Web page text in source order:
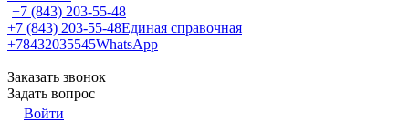
+7 (843) 203-55-48
+7 (843) 203-55-48Единая справочная
+78432035545WhatsApp
Заказать звонок
Задать вопрос
Войти